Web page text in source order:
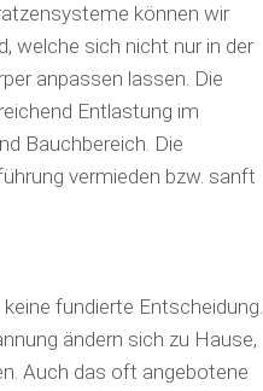
können wir
welche sich nicht nur in der
anpassen lassen. Die
Entlas­tung im
Bauchbereich. Die
vermieden bzw. sanft
fundierte Entscheidung.
ändern sich zu Hause,
Auch das oft angebotene